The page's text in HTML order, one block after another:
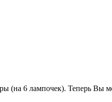
(на 6 лампочек). Теперь Вы